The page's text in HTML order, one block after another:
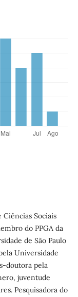
Ciências Sociais
do PPGA da
de São Paulo
Universidade
doutora pela
juventude
Pesquisadora do